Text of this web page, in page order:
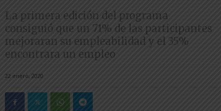
La primera edición del programa
consiguió que un 71% de las participantes
mejoraran su empleabilidad y el 35%
encontrara un empleo
22 enero, 2020